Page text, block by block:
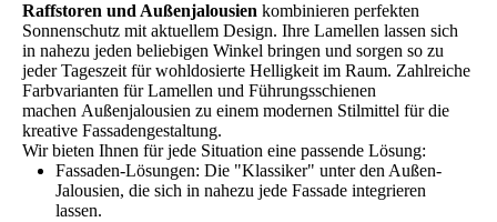
Raffstoren und Außenjalousien kombinieren perfekten
Sonnenschutz mit aktuellem Design. Ihre Lamellen lassen sich
in nahezu jeden beliebigen Winkel bringen und sorgen so zu
jeder Tageszeit für wohldosierte Helligkeit im Raum. Zahlreiche
Farbvarianten für Lamellen und Führungsschienen
machen Außenjalousien zu einem modernen Stilmittel für die
kreative Fassadengestaltung.
Wir bieten Ihnen für jede Situation eine passende Lösung:
Fassaden-Lösungen: Die "Klassiker" unter den Außen-
Jalousien, die sich in nahezu jede Fassade integrieren
lassen.